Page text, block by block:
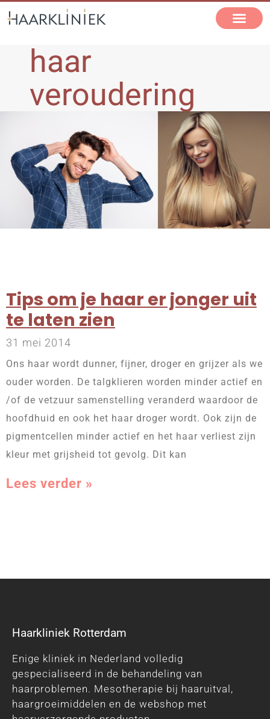
haar
veroudering
Tips om je haar er jonger uit
te laten zien
31 mei 2014
Ons haar wordt dunner, fijner, droger en grijzer als we
ouder worden. De talgklieren worden minder actief en
/of de vetzuur samenstelling veranderd waardoor de
hoofdhuid en ook het haar droger wordt. Ook zijn de
pigmentcellen minder actief en het haar verliest zijn
kleur met grijsheid tot gevolg. Dit kan
Lees verder »
Haarkliniek Rotterdam
Enige kliniek in Nederland volledig
gespecialiseerd in de behandeling van
haarproblemen. Mesotherapie bij haaruitval,
haargroeimiddelen en de webshop met